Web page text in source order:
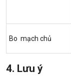
Bo mạch chủ
4. Lưu ý